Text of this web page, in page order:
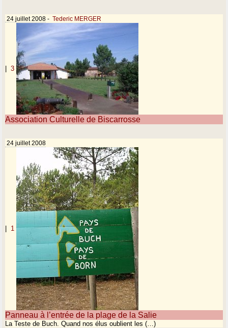
24 juillet 2008 - Tederic MERGER
| 3
Association Culturelle de Biscarrosse
24 juillet 2008
1
Panneau à l’entrée de la plage de la Salie
La Teste de Buch. Quand nos élus oublient les (…)